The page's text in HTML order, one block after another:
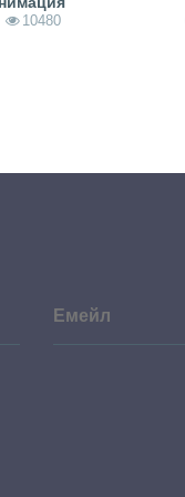
10480